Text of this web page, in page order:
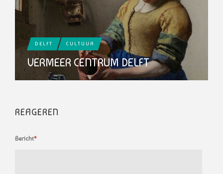
DELFT CULTUUR
VERMEER CENTRUM DELFT
REAGEREN
Bericht*